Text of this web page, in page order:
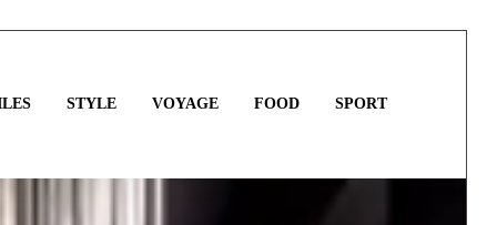
STYLE VOYAGE FOOD SPORT